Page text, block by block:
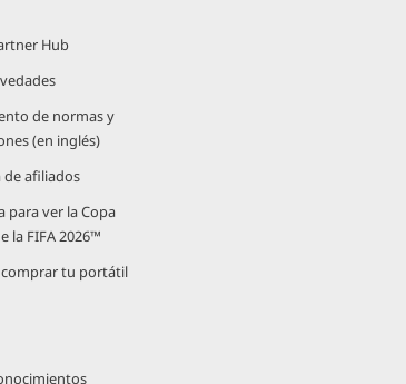
Hub
de normas y
(en inglés)
de afiliados
para ver la Copa
la FIFA 2026™
comprar tu portátil